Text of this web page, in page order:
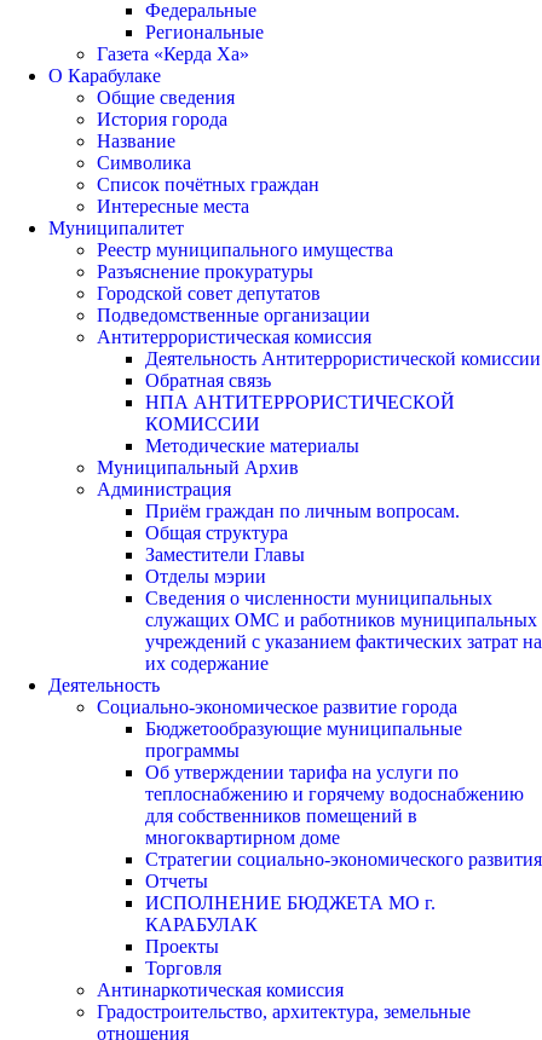
Федеральные
Региональные
Газета «Керда Ха»
О Карабулаке
Общие сведения
История города
Название
Символика
Список почётных граждан
Интересные места
Муниципалитет
Реестр муниципального имущества
Разъяснение прокуратуры
Городской совет депутатов
Подведомственные организации
Антитеррористическая комиссия
Деятельность Антитеррористической комиссии
Обратная связь
НПА АНТИТЕРРОРИСТИЧЕСКОЙ
КОМИССИИ
Методические материалы
Муниципальный Архив
Администрация
Приём граждан по личным вопросам.
Общая структура
Заместители Главы
Отделы мэрии
Сведения о численности муниципальных
служащих ОМС и работников муниципальных
учреждений с указанием фактических затрат на
их содержание
Деятельность
Социально-экономическое развитие города
Бюджетообразующие муниципальные
программы
Об утверждении тарифа на услуги по
теплоснабжению и горячему водоснабжению
для собственников помещений в
многоквартирном доме
Стратегии социально-экономического развития
Отчеты
ИСПОЛНЕНИЕ БЮДЖЕТА МО г.
КАРАБУЛАК
Проекты
Торговля
Антинаркотическая комиссия
Градостроительство, архитектура, земельные
отношения